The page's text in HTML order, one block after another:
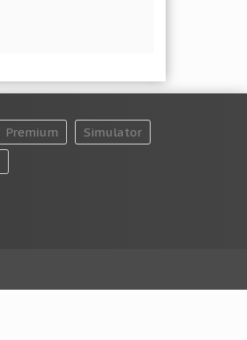
Premium
Simulator